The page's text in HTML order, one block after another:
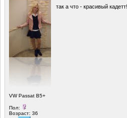
VW Passat B5+
Пол:
Возраст: 36
так а что - красивый